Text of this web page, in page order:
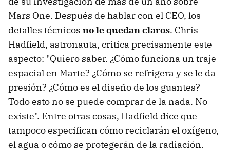
Mars One. Después de hablar con el CEO, los
detalles técnicos no le quedan claros. Chris
Hadfield, astronauta, critica precisamente este
aspecto: "Quiero saber. ¿Cómo funciona un traje
espacial en Marte? ¿Cómo se refrigera y se le da
presión? ¿Cómo es el diseño de los guantes?
Todo esto no se puede comprar de la nada. No
existe". Entre otras cosas, Hadfield dice que
tampoco especifican cómo reciclarán el oxígeno,
el agua o cómo se protegerán de la radiación.